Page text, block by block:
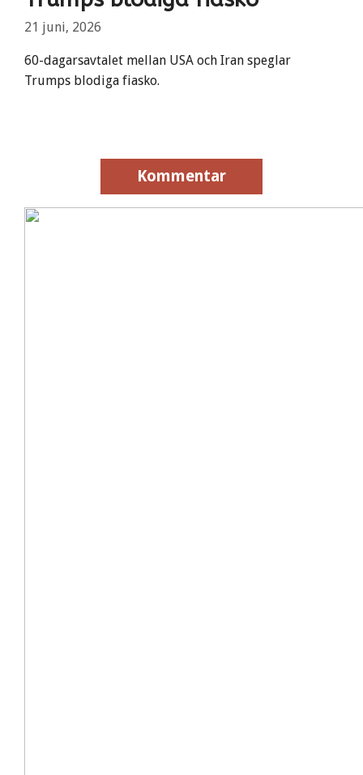
21 juni, 2026
60-dagarsavtalet mellan USA och Iran speglar
Trumps blodiga fiasko.
Kommentar
Kommentar